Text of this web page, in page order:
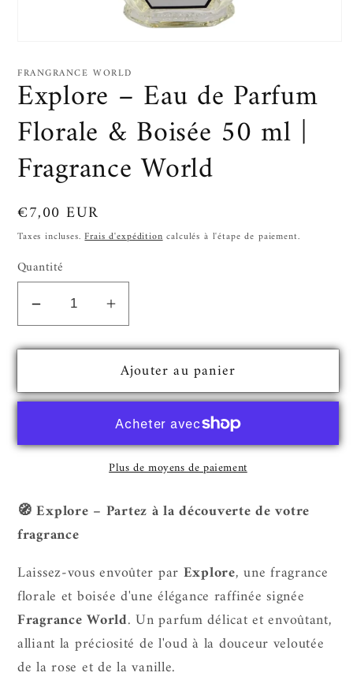
média
dans
une
modale
FRANGRANCE WORLD
Explore – Eau de Parfum
Florale & Boisée 50 ml |
Fragrance World
Prix
habituel
€7,00 EUR
Taxes incluses.Frais d'expéditioncalculés à l'étape de paiement.
Quantité
Réduire
quantité
Explore
de
&amp;
Boisée
ml
|
Fragrance
World
Augmenter
quantité
de
Explore
–
de
Parfum
&amp;
ml
|
Fragrance
World
Ajouter au panier
Plus de moyens de paiement
🧭 Explore – Partez à la découverte de votre
fragrance
Laissez-vous envoûter par Explore, une fragrance
florale et boisée d'une élégance raffinée signée
Fragrance World. Un parfum délicat et envoûtant,
alliant la préciosité de l'oud à la douceur veloutée
de la rose et de la vanille.